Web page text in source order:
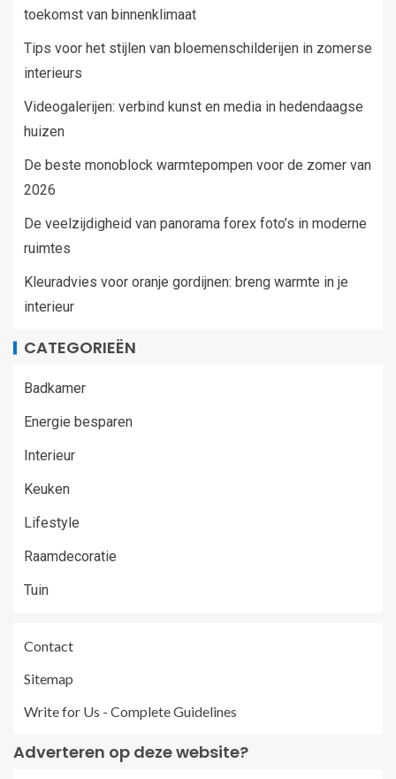
toekomst van binnenklimaat
Tips voor het stijlen van bloemenschilderijen in zomerse
interieurs
Videogalerijen: verbind kunst en media in hedendaagse
huizen
De beste monoblock warmtepompen voor de zomer van
2026
De veelzijdigheid van panorama forex foto’s in moderne
ruimtes
Kleuradvies voor oranje gordijnen: breng warmte in je
interieur
CATEGORIEËN
Badkamer
Energie besparen
Interieur
Keuken
Lifestyle
Raamdecoratie
Tuin
Contact
Sitemap
Write for Us - Complete Guidelines
Adverteren op deze website?